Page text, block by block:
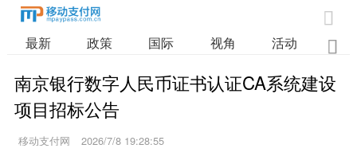

最新 政策 国际 视角 活动 业

南京银行数字人民币证书认证CA系统建设
项目招标公告
移动支付网 2026/7/8 19:28:55